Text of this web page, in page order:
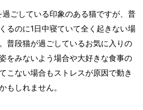
過ごしている印象のある猫ですが、普
るのに1日中寝ていて全く起きない場
普段猫が過ごしているお気に入りの
をみないよう場合や大好きな食事の
こない場合もストレスが原因で動き
もしれません。